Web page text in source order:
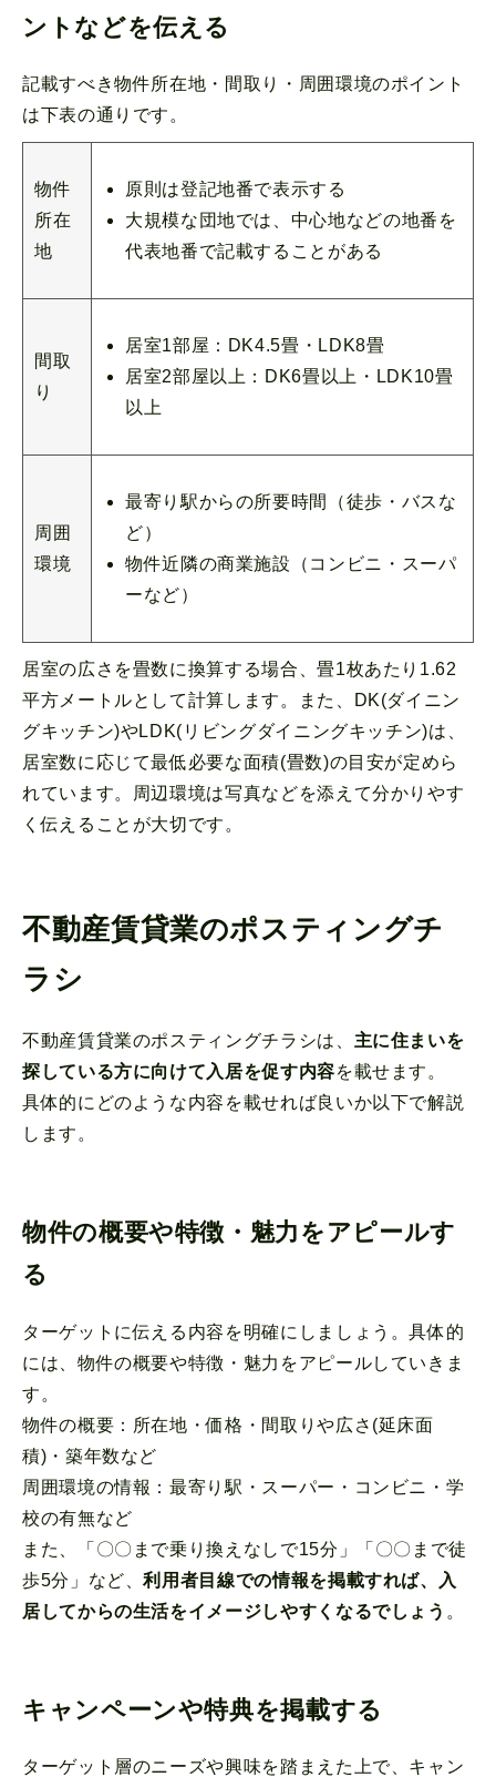
ントなどを伝える
記載すべき物件所在地・間取り・周囲環境のポイント
は下表の通りです。
物件
所在
地
原則は登記地番で表示する
大規模な団地では、中心地などの地番を
代表地番で記載することがある
間取
り
居室1部屋：DK4.5畳・LDK8畳
居室2部屋以上：DK6畳以上・LDK10畳
以上
周囲
環境
最寄り駅からの所要時間（徒歩・バスな
ど）
物件近隣の商業施設（コンビニ・スーパ
ーなど）
居室の広さを畳数に換算する場合、畳1枚あたり1.62
平方メートルとして計算します。また、DK(ダイニン
グキッチン)やLDK(リビングダイニングキッチン)は、
居室数に応じて最低必要な面積(畳数)の目安が定めら
れています。周辺環境は写真などを添えて分かりやす
く伝えることが大切です。
不動産賃貸業のポスティングチ
ラシ
不動産賃貸業のポスティングチラシは、 主に住まいを
探している方に向けて入居を促す内容を載せます。
具体的にどのような内容を載せれば良いか以下で解説
します。
物件の概要や特徴・魅力をアピールす
る
ターゲットに伝える内容を明確にしましょう。具体的
には、物件の概要や特徴・魅力をアピールしていきま
す。
物件の概要：所在地・価格・間取りや広さ(延床面
積)・築年数など
周囲環境の情報：最寄り駅・スーパー・コンビニ・学
校の有無など
また、「〇〇まで乗り換えなしで15分」「〇〇まで徒
歩5分」など、利用者目線での情報を掲載すれば、入
居してからの生活をイメージしやすくなるでしょう 。
キャンペーンや特典を掲載する
ターゲット層のニーズや興味を踏まえた上で、キャン